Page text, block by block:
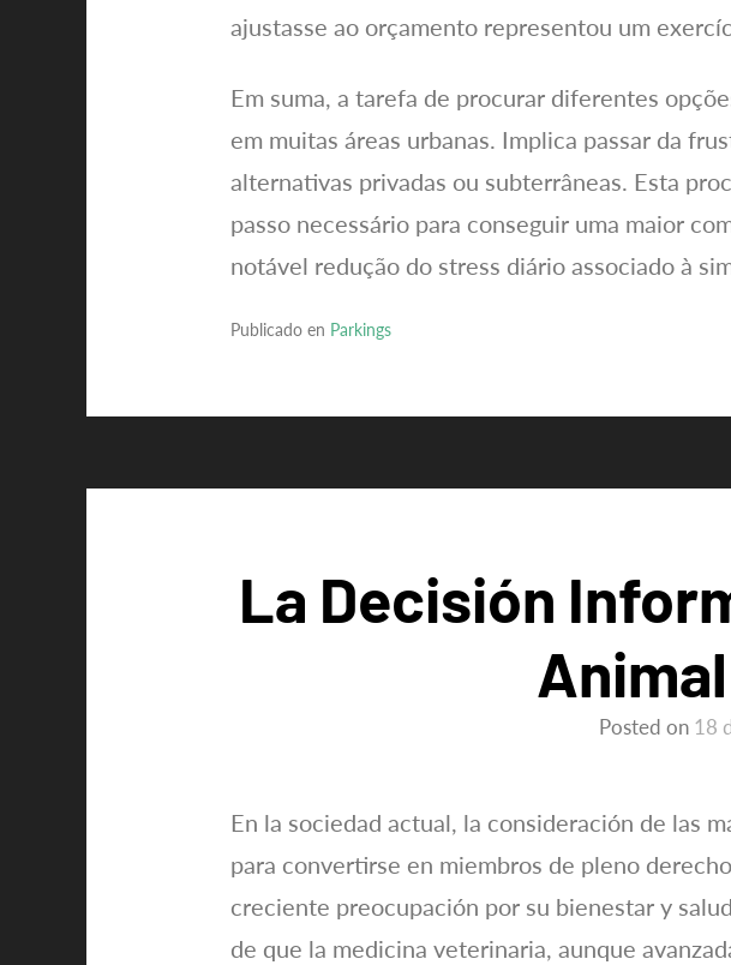
ajustasse ao orçamento representou um
Em suma, a tarefa de procurar diferentes
em muitas áreas urbanas. Implica passar da
alternativas privadas ou subterrâneas. Esta
passo necessário para conseguir uma maior
notável redução do stress diário associado à
Publicado en Parkings
La Decisión
Posted on 18
En la sociedad actual, la consideración de las
para convertirse en miembros de pleno
creciente preocupación por su bienestar y
de que la medicina veterinaria, aunque